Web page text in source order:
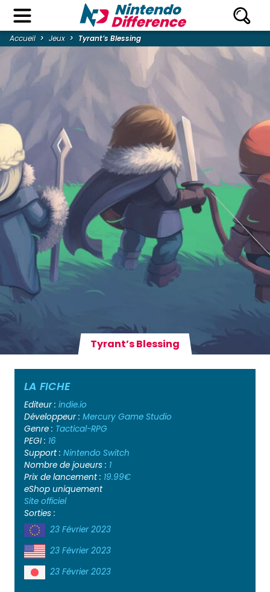
Accueil Jeux Tyrant’s Blessing
Tyrant’s Blessing
LA FICHE
Editeur : indie.io
Développeur : Mercury Game Studio
Genre : Tactical-RPG
PEGI : 16
Support : Nintendo Switch
Nombre de joueurs : 1
Prix de lancement : 19.99€
eShop uniquement
Site officiel
Sorties :
23 Février 2023
23 Février 2023
23 Février 2023